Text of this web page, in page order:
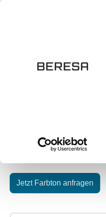
Der richtige Farbton ist
Jetzt Farbton anfragen